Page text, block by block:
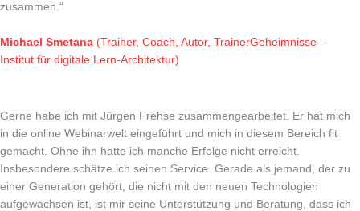
zusammen.“
Michael Smetana (Trainer, Coach, Autor, TrainerGeheimnisse –
Institut für digitale Lern-Architektur)
Gerne habe ich mit Jürgen Frehse zusammengearbeitet. Er hat mich
in die online Webinarwelt eingeführt und mich in diesem Bereich fit
gemacht. Ohne ihn hätte ich manche Erfolge nicht erreicht.
Insbesondere schätze ich seinen Service. Gerade als jemand, der zu
einer Generation gehört, die nicht mit den neuen Technologien
aufgewachsen ist, ist mir seine Unterstützung und Beratung, dass ich